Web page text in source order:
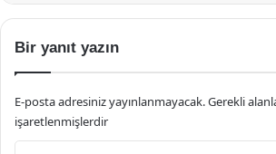
Bir yanıt yazın
E-posta adresiniz yayınlanmayacak.Gerekli
işaretlenmişlerdir